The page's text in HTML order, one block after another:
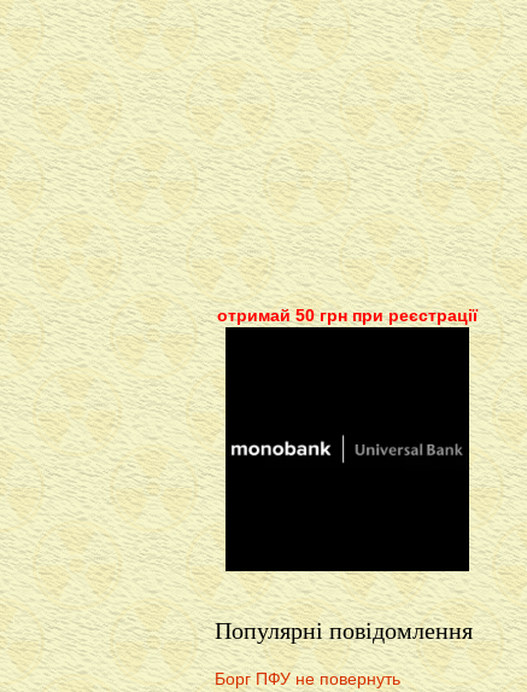
отримай 50 грн при реєстрації
Популярні повідомлення
Борг ПФУ не повернуть